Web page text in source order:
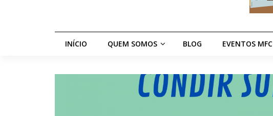
INÍCIO QUEM SOMOS BLOG EVENTOS MFC